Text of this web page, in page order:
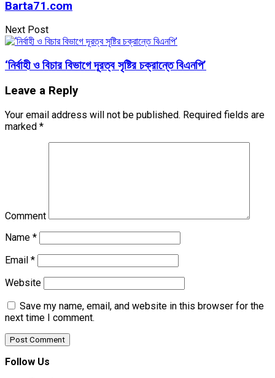
Barta71.com
Next Post
‘নির্বাহী ও বিচার বিভাগে দূরত্ব সৃষ্টির চক্রান্তে বিএন‌পি’
Leave a Reply
Your email address will not be published. Required fields are
marked *
Comment
Name *
Email *
Website
Save my name, email, and website in this browser for the
next time I comment.
Follow Us